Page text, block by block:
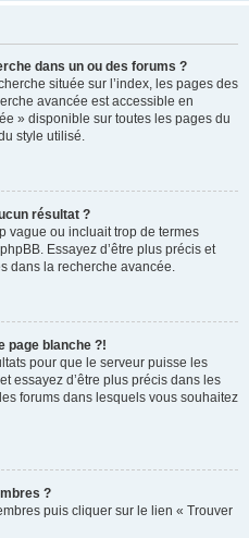
dans un ou des forums ?
située sur l’index, les pages des
avancée est accessible en
» disponible sur toutes les pages du
style utilisé.
résultat ?
vague ou incluait trop de termes
Essayez d’être plus précis et
dans la recherche avancée.
page blanche ?!
pour que le serveur puisse les
essayez d’être plus précis dans les
forums dans lesquels vous souhaitez
?
puis cliquer sur le lien « Trouver